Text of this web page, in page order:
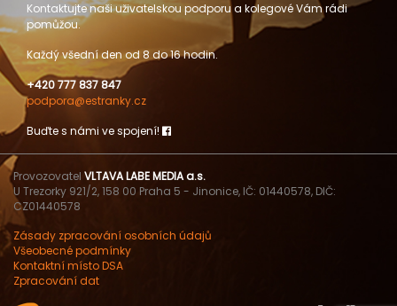
Kontaktujte naši uživatelskou podporu a kolegové Vám rádi
pomůžou.
Každý všední den od 8 do 16 hodin.
+420 777 837 847
podpora@estranky.cz
Buďte s námi ve spojení!
Provozovatel VLTAVA LABE MEDIA a.s.
U Trezorky 921/2, 158 00 Praha 5 - Jinonice, IČ: 01440578, DIČ:
CZ01440578
Zásady zpracování osobních údajů
Všeobecné podmínky
Kontaktní místo DSA
Zpracování dat